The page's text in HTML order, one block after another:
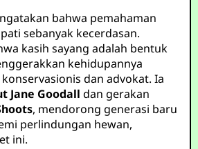
bahwa pemahaman
sebanyak kecerdasan.
kasih sayang adalah bentuk
kehidupannya
dan advokat. Ia
Jane Goodall dan gerakan
, mendorong generasi baru
perlindungan hewan,
ini.